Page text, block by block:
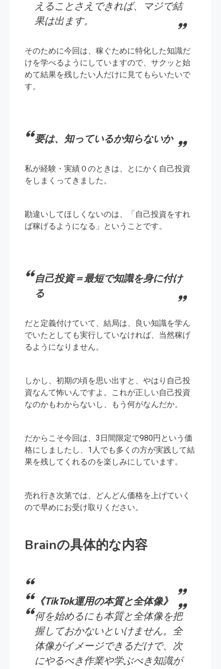
えることさえできれば、マジで結
果は出ます。
そのために今回は、稼ぐために特化した知識だ
けを学べるようにしていますので、サクッと始
めて結果を残したい人だけに見てもらいたいで
す。
要は、知っているか知らないか
私が経験・実績０のときは、とにかく自己投資
をしまくってきました。
勘違いしてほしくないのは、「自己投資をすれ
ば稼げるようになる」ということです。
自己投資＝最短で知識を身に付け
る
だと定義付けていて、結局は、良い知識を学ん
でいたとしても実行していなければ、当然稼げ
るようになりません。
しかし、初期の頃を思い出すと、やはり自己投
資なんて怖いんですよ。これが正しい自己投資
なのかもわからないし、もう何がなんだか。
だからこそ今回は、3日間限定で980円という価
格にしましたし、1人でも多くの方が実践して結
果を残してくれるのを楽しみにしています。
売れ行き次第では、どんどん価格を上げていく
ので早めにお受け取りください。
Brainの具体的な内容
《TikTok運用の本質と全体像》
何を始めるにも本質と全体像を把
握しておかないといけません。全
体像がイメージできるだけで、次
にやるべき作業や学ぶべき知識が